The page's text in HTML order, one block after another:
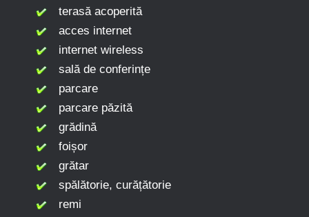
terasă acoperită
acces internet
internet wireless
sală de conferințe
parcare
parcare păzită
grădină
foișor
grătar
spălătorie, curățătorie
remi